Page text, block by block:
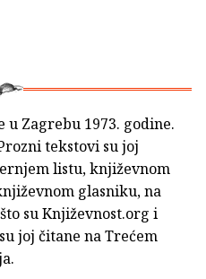
u Zagrebu 1973. godine.
tekstovi su joj
listu, književnom
glasniku, na
su Književnost.org i
joj čitane na Trećem